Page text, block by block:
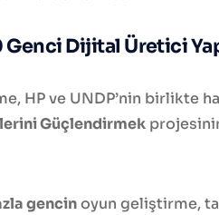
Genci Dijital Üretici
HP ve UNDP’nin birlikte
Güçlendirmek
gencinoyun geliştirme,
Şunun İçin